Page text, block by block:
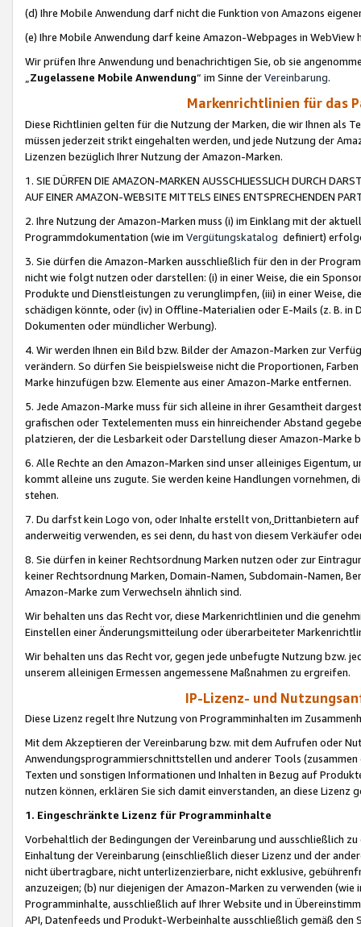
(d) Ihre Mobile Anwendung darf nicht die Funktion von Amazons
(e) Ihre Mobile Anwendung darf keine Amazon-Webpages in WebView
Wir prüfen Ihre Anwendung und benachrichtigen Sie, ob sie
„Zugelassene Mobile Anwendung“ im Sinne derVereinbarung.
Markenrichtlinien für das
Diese Richtlinien gelten für die Nutzung der Marken, die wir Ihnen als
müssen jederzeit strikt eingehalten werden, und jede Nutzung der
Lizenzen bezüglich Ihrer Nutzung der Amazon-Marken.
1. SIE DÜRFEN DIE AMAZON-MARKEN AUSSCHLIESSLICH DURCH
AUF EINER AMAZON-WEBSITE MITTELS EINES ENTSPRECHENDEN
2. Ihre Nutzung der Amazon-Marken muss (i) im Einklang mit der
Programmdokumentation (wie im Vergütungskatalog definiert)
3. Sie dürfen die Amazon-Marken ausschließlich für den in der
nicht wie folgt nutzen oder darstellen: (i) in einer Weise, die ein
Produkte und Dienstleistungen zu verunglimpfen, (iii) in einer Weise,
schädigen könnte, oder (iv) in Offline-Materialien oder E-Mails (z. B. in
Dokumenten oder mündlicher Werbung).
4. Wir werden Ihnen ein Bild bzw. Bilder der Amazon-Marken zur
verändern. So dürfen Sie beispielsweise nicht die Proportionen,
Marke hinzufügen bzw. Elemente aus einer Amazon-Marke entfernen.
5. Jede Amazon-Marke muss für sich alleine in ihrer Gesamtheit
grafischen oder Textelementen muss ein hinreichender Abstand
platzieren, der die Lesbarkeit oder Darstellung dieser Amazon-Marke
6. Alle Rechte an den Amazon-Marken sind unser alleiniges
kommt alleine uns zugute. Sie werden keine Handlungen vornehmen,
stehen.
7. Du darfst kein Logo von, oder Inhalte erstellt von,Drittanbietern auf
anderweitig verwenden, es sei denn, du hast von diesem Verkäufer
8. Sie dürfen in keiner Rechtsordnung Marken nutzen oder zur
keiner Rechtsordnung Marken, Domain-Namen, Subdomain-Namen,
Amazon-Marke zum Verwechseln ähnlich sind.
Wir behalten uns das Recht vor, diese Markenrichtlinien und die
Einstellen einer Änderungsmitteilung oder überarbeiteter
Wir behalten uns das Recht vor, gegen jede unbefugte Nutzung bzw.
unserem alleinigen Ermessen angemessene Maßnahmen zu ergreifen.
IP-Lizenz- und
Diese Lizenz regelt Ihre Nutzung von Programminhalten im
Mit dem Akzeptieren der Vereinbarung bzw. mit dem Aufrufen oder
Anwendungsprogrammierschnittstellen und anderer Tools (zusammen
Texten und sonstigen Informationen und Inhalten in Bezug auf
nutzen können, erklären Sie sich damit einverstanden, an diese Lizenz
1. Eingeschränkte Lizenz für Programminhalte
Vorbehaltlich der Bedingungen der Vereinbarung und ausschließlich
Einhaltung der Vereinbarung (einschließlich dieser Lizenz und der
nicht übertragbare, nicht unterlizenzierbare, nicht exklusive,
anzuzeigen; (b) nur diejenigen der Amazon-Marken zu verwenden
Programminhalte, ausschließlich auf Ihrer Website und in
API, Datenfeeds und Produkt-Werbeinhalte ausschließlich gemäß